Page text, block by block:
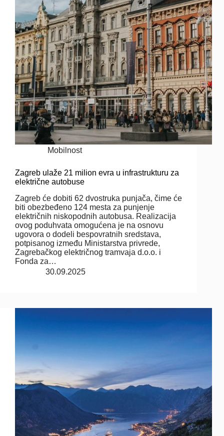
Mobilnost
Zagreb ulaže 21 milion evra u infrastrukturu za
električne autobuse
Zagreb će dobiti 62 dvostruka punjača, čime će
biti obezbeđeno 124 mesta za punjenje
električnih niskopodnih autobusa. Realizacija
ovog poduhvata omogućena je na osnovu
ugovora o dodeli bespovratnih sredstava,
potpisanog između Ministarstva privrede,
Zagrebačkog električnog tramvaja d.o.o. i
Fonda za…
30.09.2025